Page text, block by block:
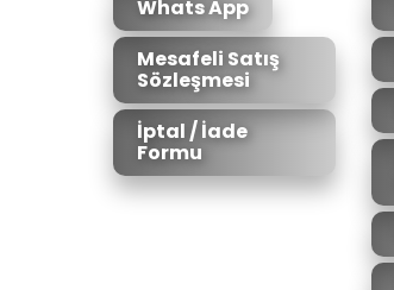
Whats App
Mesafeli Satış
Sözleşmesi
İptal / İade
Formu